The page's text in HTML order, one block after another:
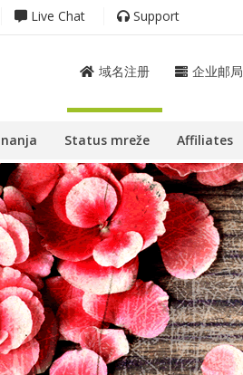
Live Chat Support
域名注册 企业邮局
Status mreže Affiliates